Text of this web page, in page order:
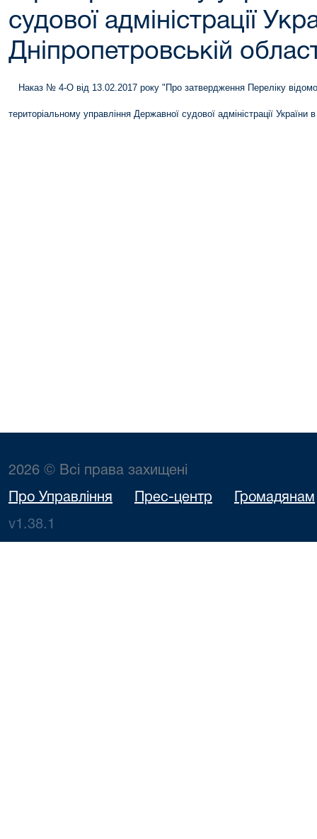
судової адміністрації
Дніпропетровській
Наказ № 4-О від 13.02.2017 року "Про затвердження Переліку
територіальному управління Державної судової адміністрації України
2026 © Всі права захищені
Про Управління Прес-центр Громадянам
v1.38.1